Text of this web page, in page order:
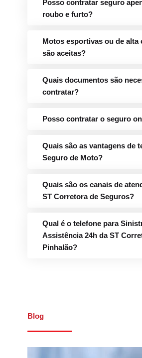
Posso contratar seguro
roubo e furto?
Motos esportivas ou de alta
são aceitas?
Quais documentos são
contratar?
Posso contratar o seguro
Quais são as vantagens de
Seguro de Moto?
Quais são os canais de
ST Corretora de Seguros?
Qual é o telefone para
Assistência 24h da ST
Pinhalão?
Blog